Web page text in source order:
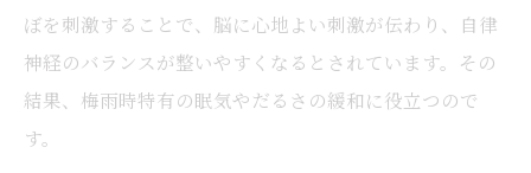
ぼを刺激することで、脳に心地よい刺激が伝わり、自律
神経のバランスが整いやすくなるとされています。その
結果、梅雨時特有の眠気やだるさの緩和に役立つので
す。